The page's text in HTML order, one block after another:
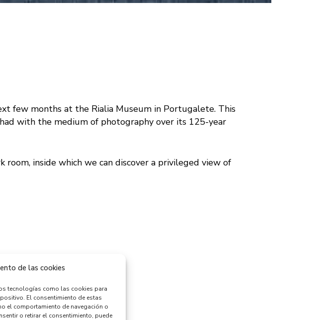
de las cookies
tecnologías como las cookies para
El consentimiento de estas
el comportamiento de navegación o
o retirar el consentimiento, puede
few months at the Rialia Museum in Portugalete. This
with the medium of photography over its 125-year
inside which we can discover a privileged view of